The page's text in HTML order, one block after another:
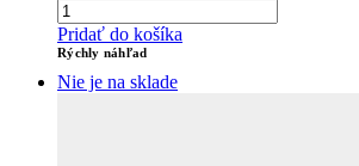
Pridať do košíka
Rýchly náhľad
Nie je na sklade